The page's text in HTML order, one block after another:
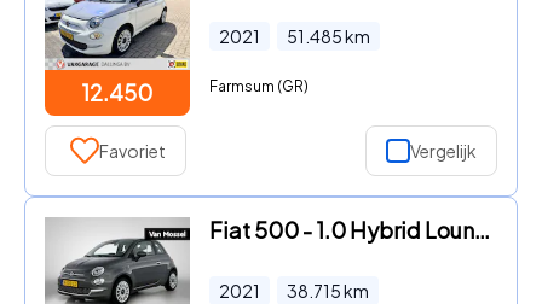
12.450
2021 51.485km
Farmsum (GR)
Favoriet Vergelijk
Fiat 500 - 1.0 Hybrid Lounge Airco | LMV | Bluetooth | PDC
2021 38.715km